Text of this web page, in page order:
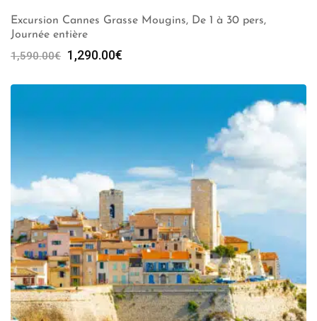
Excursion Cannes Grasse Mougins, De 1 à 30 pers,
Journée entière
1,590.00€ Le
initial
1,290.00€
actuel